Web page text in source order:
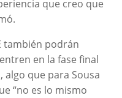
que creo que
también podrán
en la fase final
que para Sousa
“no es lo mismo